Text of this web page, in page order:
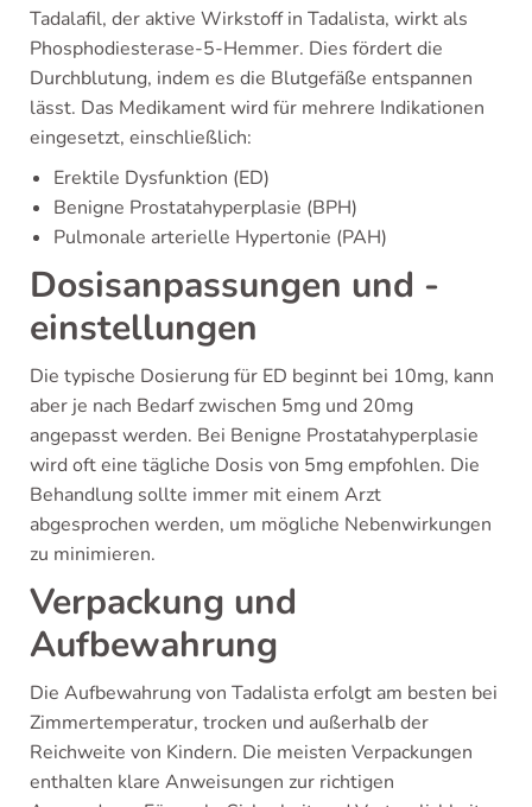
Tadalafil, der aktive Wirkstoff in Tadalista, wirkt als
Phosphodiesterase-5-Hemmer. Dies fördert die
Durchblutung, indem es die Blutgefäße entspannen
lässt. Das Medikament wird für mehrere Indikationen
eingesetzt, einschließlich:
Erektile Dysfunktion (ED)
Benigne Prostatahyperplasie (BPH)
Pulmonale arterielle Hypertonie (PAH)
Dosisanpassungen und -
einstellungen
Die typische Dosierung für ED beginnt bei 10mg, kann
aber je nach Bedarf zwischen 5mg und 20mg
angepasst werden. Bei Benigne Prostatahyperplasie
wird oft eine tägliche Dosis von 5mg empfohlen. Die
Behandlung sollte immer mit einem Arzt
abgesprochen werden, um mögliche Nebenwirkungen
zu minimieren.
Verpackung und
Aufbewahrung
Die Aufbewahrung von Tadalista erfolgt am besten bei
Zimmertemperatur, trocken und außerhalb der
Reichweite von Kindern. Die meisten Verpackungen
enthalten klare Anweisungen zur richtigen